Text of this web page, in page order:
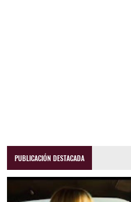
PUBLICACIÓN DESTACADA